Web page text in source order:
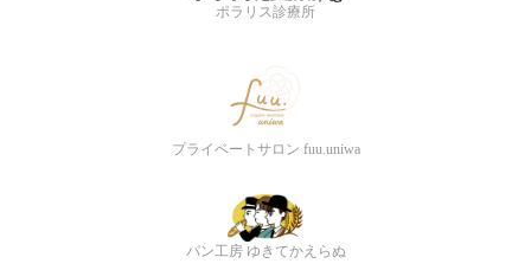
ポラリス診療所
プライベートサロン fuu.uniwa
パン工房 ゆきてかえらぬ